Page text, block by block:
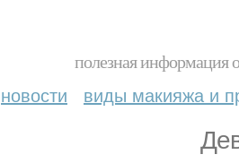
полезная информация
новости виды макияжа и